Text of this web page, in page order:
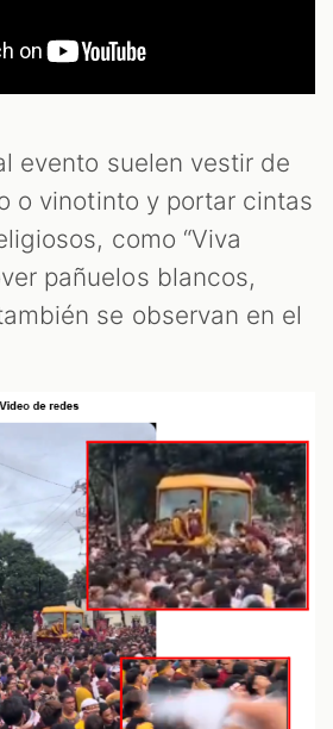
evento suelen vestir de
o vinotinto y portar cintas
como “Viva
pañuelos blancos,
se observan en el